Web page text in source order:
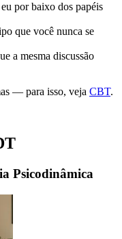
por baixo dos papéis
que você nunca se
a mesma discussão
— para isso, veja CBT.
Psicodinâmica